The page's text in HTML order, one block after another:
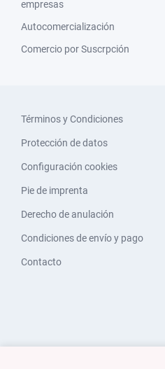
empresas
Autocomercialización
Comercio por Suscrpción
Términos y Condiciones
Protección de datos
Configuración cookies
Pie de imprenta
Derecho de anulación
Condiciones de envío y pago
Contacto